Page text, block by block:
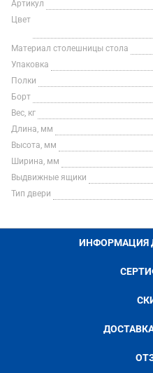
Артикул
Цвет
Материал столешницы стола
Упаковка
Полки
Борт
Вес, кг
Длина, мм
Высота, мм
Ширина, мм
Выдвижные ящики
Тип двери
ИНФОРМАЦИЯ